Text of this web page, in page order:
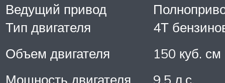
Ведущий привод
Тип двигателя
4Т
Объем двигателя
150 куб. см
Мощность двигателя
9,5 л.с.